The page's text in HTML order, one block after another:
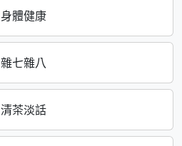
身體健康
雜七雜八
清茶淡話